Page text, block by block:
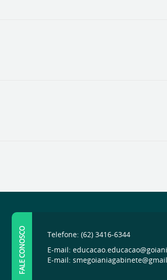
FALE CONOSCO
Telefone: (62) 3416-6344
E-mail:
E-mail: